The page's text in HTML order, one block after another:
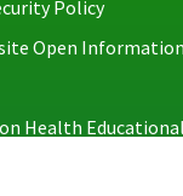
Policy
Open
Health